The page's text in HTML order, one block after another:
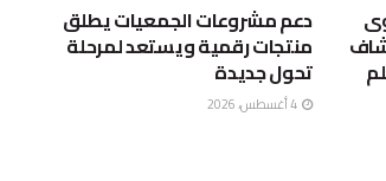
دعم مشروعات الجمعيات يطلق
منتجات رقمية ويستعد لمرحلة
تحول جديدة